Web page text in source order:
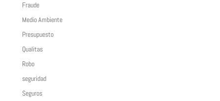
Fraude
Medio Ambiente
Presupuesto
Qualitas
Robo
seguridad
Seguros